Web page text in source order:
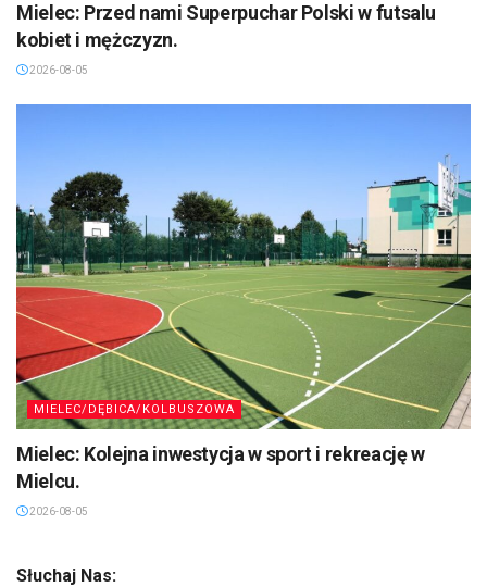
Mielec: Przed nami Superpuchar Polski w futsalu
kobiet i mężczyzn.
2026-08-05
MIELEC/DĘBICA/KOLBUSZOWA
Mielec: Kolejna inwestycja w sport i rekreację w
Mielcu.
2026-08-05
Słuchaj Nas: